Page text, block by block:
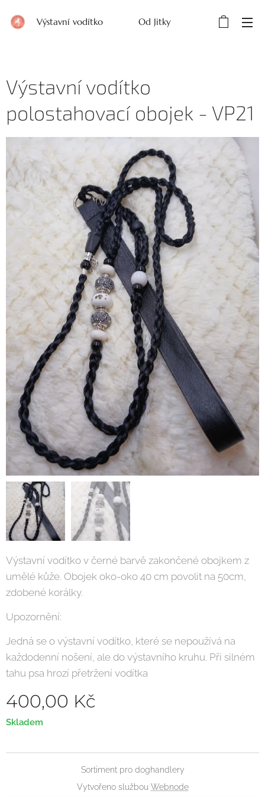
Výstavní vodítko Od Jitky
Výstavní vodítko
polostahovací obojek - VP21
Výstavní vodítko v černé barvě zakončené obojkem z
umělé kůže. Obojek oko-oko 40 cm povolit na 50cm,
zdobené korálky.
Upozornění:
Jedná se o výstavní vodítko, které se nepoužívá na
každodenní nošení, ale do výstavního kruhu. Při silném
tahu psa hrozí přetržení vodítka
400,00 Kč
Skladem
Sortiment pro doghandlery
Vytvořeno službou Webnode